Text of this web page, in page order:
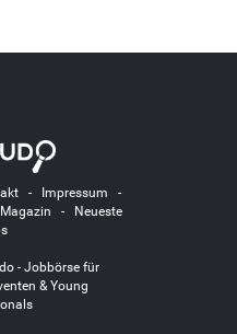
- Impressum -
Magazin -
Neueste
- Jobbörse für
& Young